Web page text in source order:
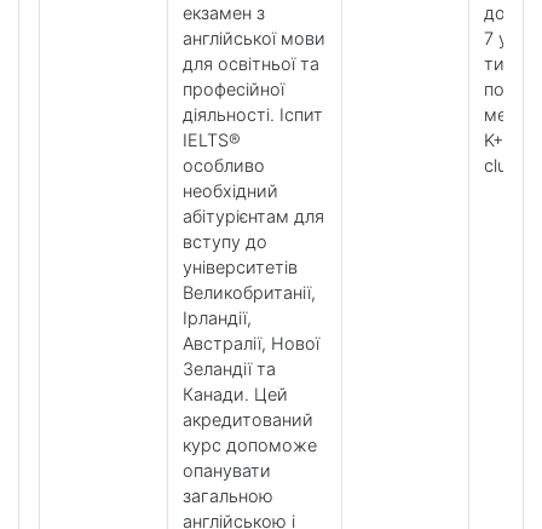
екзамен з
англійської мови
для освітньої та
професійної
діяльності. Іспит
IELTS®
особливо
необхідний
абітурієнтам для
вступу до
університетів
Великобританії,
Ірландії,
Австралії, Нової
Зеландії та
Канади. Цей
акредитований
курс допоможе
опанувати
загальною
англійською і
до
7
по
K+
clubs